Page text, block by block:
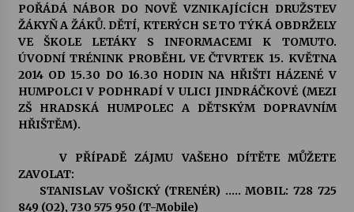
POŘÁDÁ NÁBOR DO NOVĚ VZNIKAJÍCÍCH DRUŽSTEV
ŽÁKYŇ A ŽÁKŮ. DĚTÍ, KTERÝCH SE TO TÝKÁ OBDRŽELY
VE ŠKOLE LETÁKY S INFORMACEMI K TOMUTO.
ÚVODNÍ TRÉNINK PROBĚHL VE ČTVRTEK 15. KVĚTNA
2014 OD 15.30 DO 16.30 HODIN NA HŘIŠTI HÁZENÉ V
HUMPOLCI V PODHRADÍ V ULICI JINDRÁČKOVÉ (MEZI
ZŠ HRADSKÁ HUMPOLEC A DĚTSKÝM DOPRAVNÍM
HŘIŠTĚM).
V PŘÍPADĚ ZÁJMU VAŠEHO DÍTĚTE MŮŽETE
ZAVOLAT:
STANISLAV VOŠICKÝ (TRENÉR) ….. MOBIL: 728 725
849 (O2), 730 575 950 (T-Mobile)